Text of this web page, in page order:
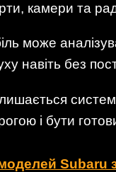
камери та
може
навіть без
і бути
Subaru